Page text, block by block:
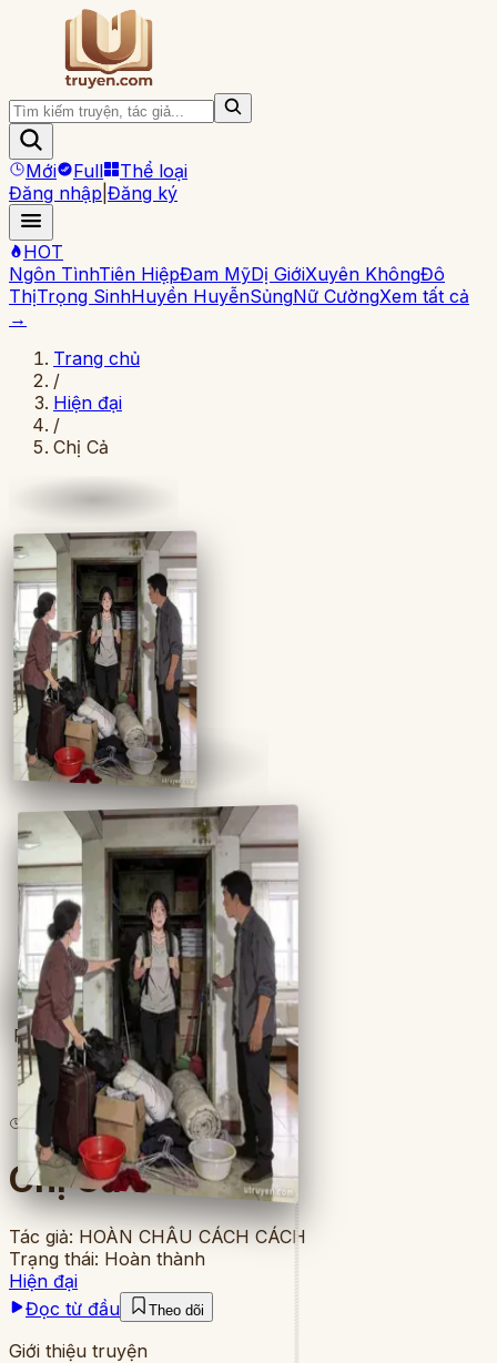
Mới Full
Thể loại
Đăng nhập Đăng ký
HOT
Ngôn TìnhTiên HiệpĐam MỹDị GiớiXuyên KhôngĐô
ThịTrọng SinhHuyền HuyễnSủngNữ CườngXem tất cả
→
Trang chủ
/
Hiện đại
/
Chị Cả
Full
6 lượt đọc· 7chương
Chị Cả
Tác giả: HOÀN CHÂU CÁCH CÁCH
Trạng thái: Hoàn thành
Hiện đại
Đọc từ đầu
Theo dõi
Giới thiệu truyện